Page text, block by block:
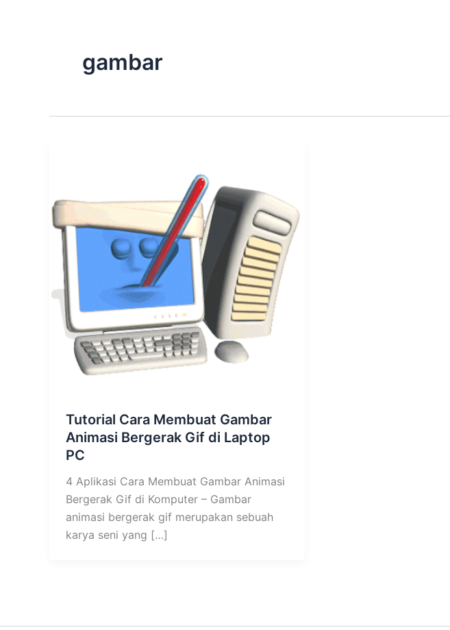
gambar
Tutorial Cara Membuat Gambar
Animasi Bergerak Gif di Laptop
PC
4 Aplikasi Cara Membuat Gambar Animasi
Bergerak Gif di Komputer – Gambar
animasi bergerak gif merupakan sebuah
karya seni yang […]